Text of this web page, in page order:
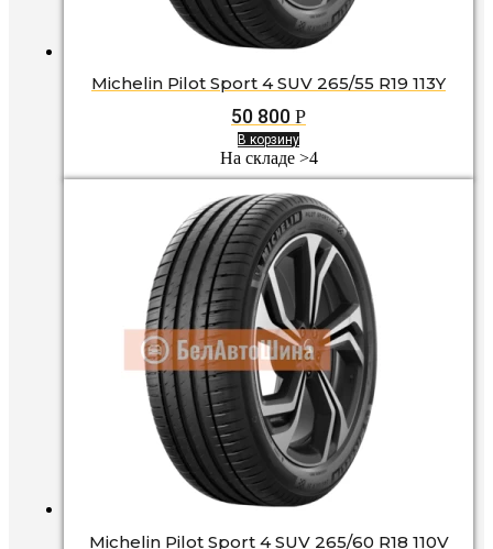
Michelin Pilot Sport 4 SUV 265/55 R19 113Y
50 800 Р
В корзину
На складе >4
Michelin Pilot Sport 4 SUV 265/60 R18 110V